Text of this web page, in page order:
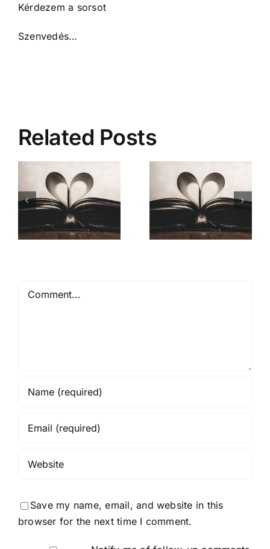
Kérdezem a sorsot
Szenvedés…
Related Posts
Save my name, email, and website in this
browser for the next time I comment.